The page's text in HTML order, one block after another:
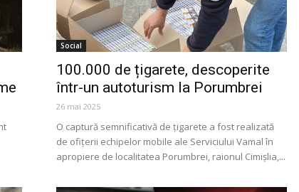
Social
100.000 de țigarete, descoperite
într-un autoturism la Porumbrei
26 mai 2025
O captură semnificativă de țigarete a fost realizată
de ofițerii echipelor mobile ale Serviciului Vamal în
apropiere de localitatea Porumbrei, raionul Cimișlia,...